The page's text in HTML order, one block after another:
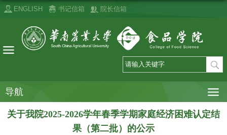
ENGLISH 书记信箱 院长信箱
导航
关于我院2025-2026学年春季学期家庭经济困难认定结
果（第二批）的公示